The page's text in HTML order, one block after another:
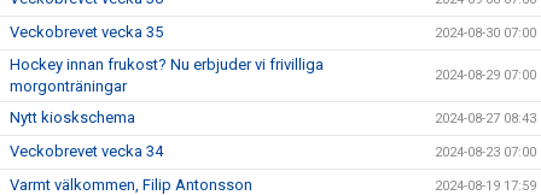
Veckobrevet vecka 35 2024-08-30 07:00
Hockey innan frukost? Nu erbjuder vi frivilliga
morgonträningar
2024-08-29 07:00
Nytt kioskschema 2024-08-27 08:43
Veckobrevet vecka 34 2024-08-23 07:00
Varmt välkommen, Filip Antonsson 2024-08-19 17:59